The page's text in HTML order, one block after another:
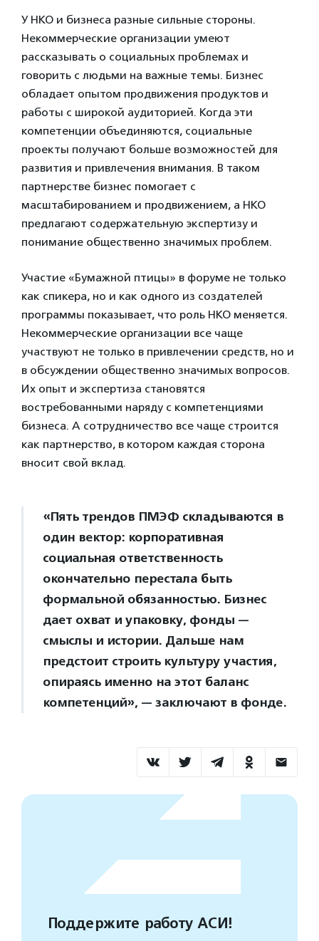
У НКО и бизнеса разные сильные стороны.
Некоммерческие организации умеют
рассказывать о социальных проблемах и
говорить с людьми на важные темы. Бизнес
обладает опытом продвижения продуктов и
работы с широкой аудиторией. Когда эти
компетенции объединяются, социальные
проекты получают больше возможностей для
развития и привлечения внимания. В таком
партнерстве бизнес помогает с
масштабированием и продвижением, а НКО
предлагают содержательную экспертизу и
понимание общественно значимых проблем.
Участие «Бумажной птицы» в форуме не только
как спикера, но и как одного из создателей
программы показывает, что роль НКО меняется.
Некоммерческие организации все чаще
участвуют не только в привлечении средств, но и
в обсуждении общественно значимых вопросов.
Их опыт и экспертиза становятся
востребованными наряду с компетенциями
бизнеса. А сотрудничество все чаще строится
как партнерство, в котором каждая сторона
вносит свой вклад.
«Пять трендов ПМЭФ складываются в
один вектор: корпоративная
социальная ответственность
окончательно перестала быть
формальной обязанностью. Бизнес
дает охват и упаковку, фонды —
смыслы и истории. Дальше нам
предстоит строить культуру участия,
опираясь именно на этот баланс
компетенций», — заключают в фонде.
Поддержите работу АСИ!